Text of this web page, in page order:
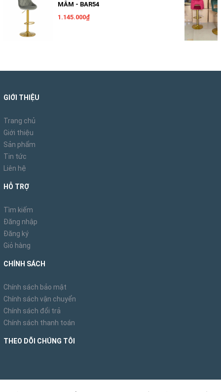
MÂM - BAR54
1.145.000₫
GIỚI THIỆU
Trang chủ
Giới thiệu
Sản phẩm
Tin tức
Liên hệ
HỖ TRỢ
Tìm kiếm
Đăng nhập
Đăng ký
Giỏ hàng
CHÍNH SÁCH
Chính sách bảo mật
Chính sách vận chuyển
Chính sách đổi trả
Chính sách thanh toán
THEO DÕI CHÚNG TÔI